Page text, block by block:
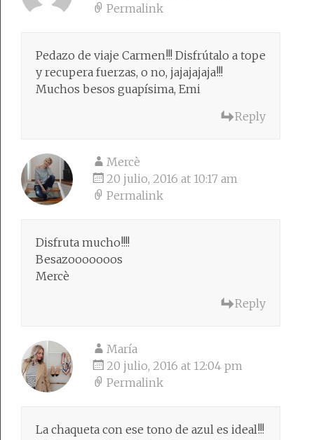
Permalink
Pedazo de viaje Carmen!!! Disfrútalo a tope
y recupera fuerzas, o no, jajajajaja!!!
Muchos besos guapísima, Emi
Reply
Mercè
20 julio, 2016 at 10:17 am
Permalink
Disfruta mucho!!!!
Besazooooooos
Mercè
Reply
María
20 julio, 2016 at 12:04 pm
Permalink
La chaqueta con ese tono de azul es ideal!!!